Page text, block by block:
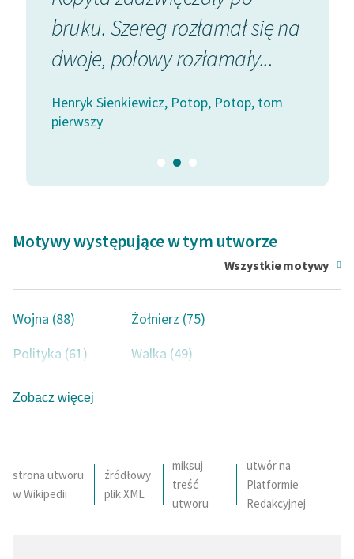
przeciwgruźlicze dla dzieci w Bystrem; wyjechawszy do
Szwajcarii w 1914 r. organizował pomoc ofiarom wojny
w Polsce.
bruku. Szereg rozłamał się na
dwoje, połowy rozłamały...
Henryk Sienkiewicz, Potop, Potop, tom
pierwszy
Motywy występujące w tym utworze
Wszystkie motywy
Wojna (88)
Żołnierz (75)
Polityka (61)
Walka (49)
Zdrada (49)
Szlachcic (31)
Okrucieństwo (31) Król (31)
Zobacz więcej
strona utworu
w Wikipedii
źródłowy
plik XML
miksuj
treść
utworu
utwór na
Platformie
Redakcyjnej